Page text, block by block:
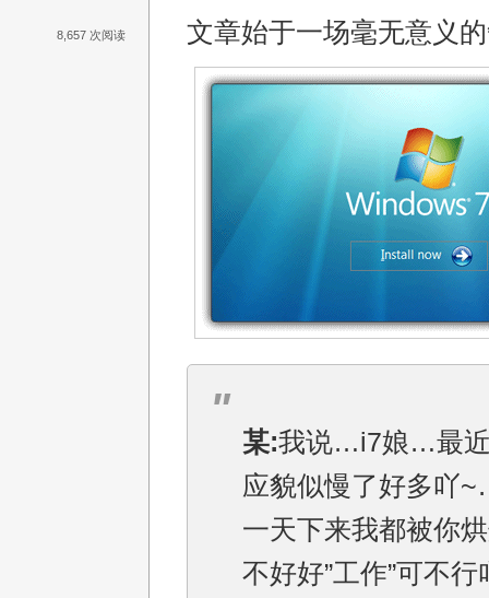
文章始于一场毫无意义
某:我说…i7娘…最
应貌似慢了好多吖
一天下来我都被你
不好好”工作”可不行
8,657 次阅读